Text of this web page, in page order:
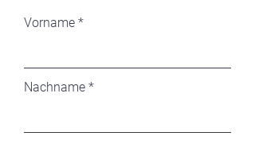
Vorname
Nachname